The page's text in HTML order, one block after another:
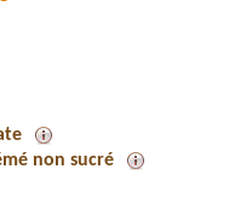
non sucré